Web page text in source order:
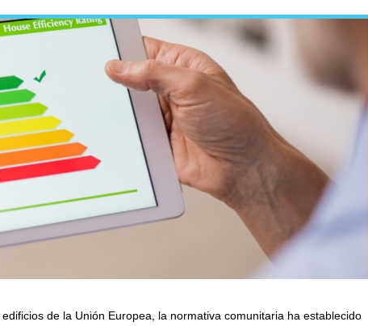
de la Unión Europea, la normativa comunitaria ha establecido